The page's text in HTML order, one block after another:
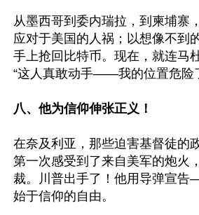
从墨西哥到委内瑞拉，到柬埔寨
应对于美国的人祸；以想像不到
手上抢回比特币。现在，就连马
“这人真敢动手——我的位置危险
八、他为信仰伸张正义！
在奈及利亚，那些迫害基督徒的
第一次感受到了来自美军的炮火
裁。川普出手了！他用导弹宣告
始于信仰的自由。